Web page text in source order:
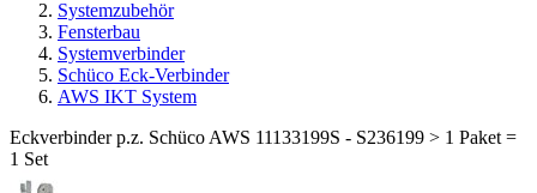
Systemzubehör
Fensterbau
Systemverbinder
Schüco Eck-Verbinder
AWS IKT System
Eckverbinder p.z. Schüco AWS 11133199S - S236199 > 1 Paket =
1 Set